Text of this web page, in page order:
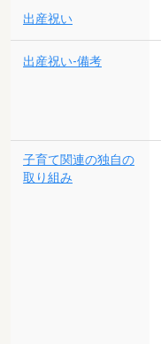
出産祝い
出産祝い-備考
子育て関連の独自の
取り組み